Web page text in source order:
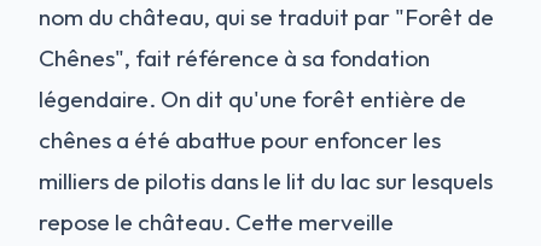
nom du château, qui se traduit par "Forêt de
Chênes", fait référence à sa fondation
légendaire. On dit qu'une forêt entière de
chênes a été abattue pour enfoncer les
milliers de pilotis dans le lit du lac sur lesquels
repose le château. Cette merveille